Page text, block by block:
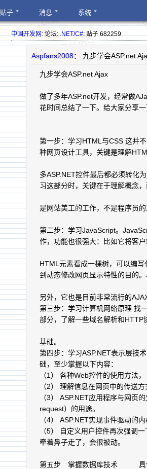
贴子 消息 系统
中国开发网: 论坛:.NET/C#: 贴子 682259
Aspfans2008： 九步学会ASP.net
九步学会ASP.net Ajax
做了多年ASP.net开发，经常做
花时间总结了一下。给大家分享
第一步：学习HTML与CSS 这并
种网页设计工具，关键是理解
多ASP.NET控件最后都必须转化
习这部分时，关键在于理解概念
是网站美工的工作，不是程序员
第二步：学习JavaScript。
作，功能也很强大：比如它将客
HTML元素看成一棵树，可以编
到动态修改网页显示特性的目的
另外，它也是目前非常流行的
第三步：学习计算机网络原理 找
部分，了解一些域名解析和
基础。
第四步：学习ASP.NET表示层技
础，至少掌握以下内容：
（1） 各种Web控件的使用方法，
（2） 理解信息在网页中的传送
（3） ASP.NET应用程序与网页
request）的用途。
（4） ASP.NET实现事件驱动的
（5） 自定义用户控件再次强调
牵着鼻子走了，会很被动。
第五步 掌握数据库技术 具体